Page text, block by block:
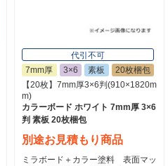
代引不可
7mm厚
3×6 素板
20枚梱包
【20枚】7mm厚3×6判(910×1820m
m)
カラーボード ホワイト 7mm厚 3×6
判 素板 20枚梱包
別途お見積もり商品
ミラボード＋カラー塗料 表面マッ